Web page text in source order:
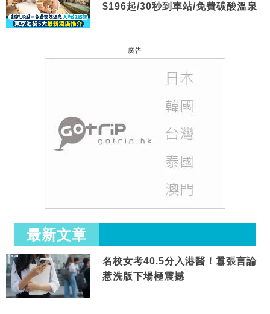
$196起/30秒到車站/免費碳酸溫泉
廣告
最新文章
名校女考40.5分入港醫！囂張言論
惹洗版下場極震撼